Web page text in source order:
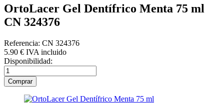
OrtoLacer Gel Dentífrico Menta 75 ml
CN 324376
Referencia: CN 324376
5.90 € IVA incluido
Disponibilidad: